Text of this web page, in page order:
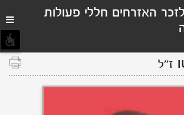
האזרחים חללי פעולות
ז''ל